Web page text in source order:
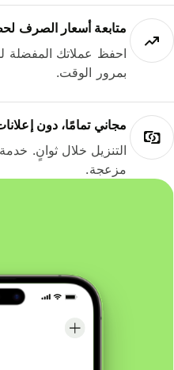
متابعة أسعار الصرف
احفظ عملاتك المفضلة
بمرور الوقت.
مجاني تمامًا، دون إعلانات
التنزيل خلال ثوانٍ. خدمة
مزعجة.